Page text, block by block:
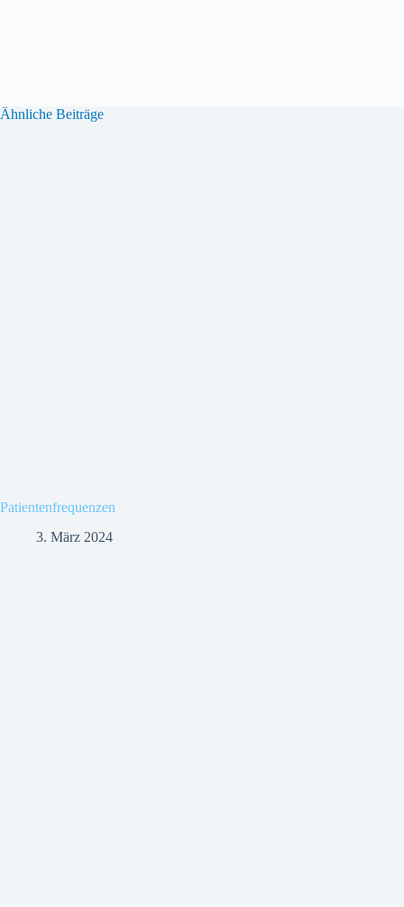
Ähnliche Beiträge
Patientenfrequenzen
3. März 2024